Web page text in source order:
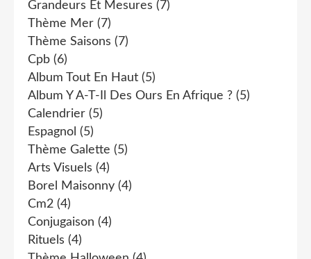
Grandeurs Et Mesures (7)
Thème Mer (7)
Thème Saisons (7)
Cpb (6)
Album Tout En Haut (5)
Album Y A-T-Il Des Ours En Afrique ? (5)
Calendrier (5)
Espagnol (5)
Thème Galette (5)
Arts Visuels (4)
Borel Maisonny (4)
Cm2 (4)
Conjugaison (4)
Rituels (4)